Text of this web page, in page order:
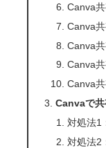
Canva
Canva
Canva
Canva
Canva
Canvaで共
対処法1
対処法2